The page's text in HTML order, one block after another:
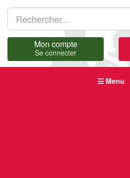
Mon compte
Se connecter
Menu